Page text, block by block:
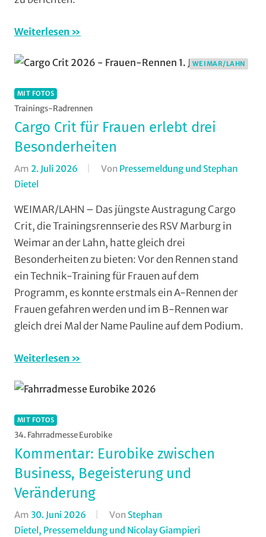
Weiterlesen
WEIMAR/LAHN
MIT FOTOS
Trainings-Radrennen
Cargo Crit für Frauen erlebt drei
Besonderheiten
Am 2. Juli 2026 Von Pressemeldung und Stephan
Dietel
Mit
Fotos ,
Multimedia,
Orte,
RSV
Marburg,
Rundstrecke ,
Strasse,
Weimar/Lahn
WEIMAR/LAHN – Das jüngste Austragung Cargo
Crit, die Trainingsrennserie des RSV Marburg in
Weimar an der Lahn, hatte gleich drei
Besonderheiten zu bieten: Vor den Rennen stand
ein Technik-Training für Frauen auf dem
Programm, es konnte erstmals ein A-Rennen der
Frauen gefahren werden und im B-Rennen war
gleich drei Mal der Name Pauline auf dem Podium.
Weiterlesen
MIT FOTOS
34. Fahrradmesse Eurobike
Kommentar: Eurobike zwischen
Business, Begeisterung und
Veränderung
Am 30. Juni 2026 Von Stephan
Dietel, Pressemeldung und Nicolay Giampieri